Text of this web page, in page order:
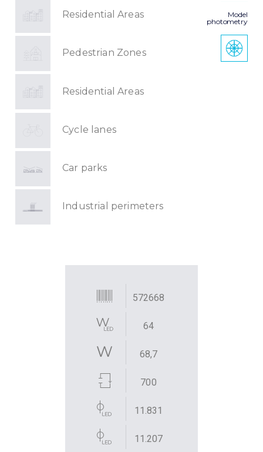
Residential Areas
Pedestrian Zones
Residential Areas
Cycle lanes
Car parks
Industrial perimeters
Model
photometry
572668
64
68,7
700
11.831
11.207